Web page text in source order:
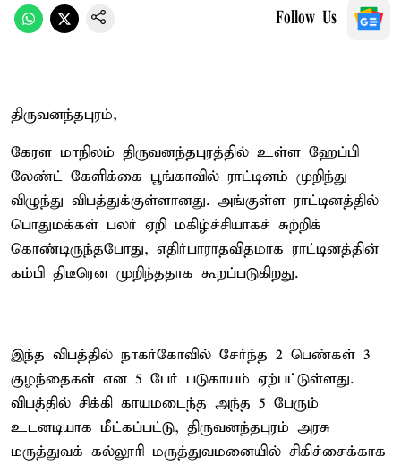
Follow Us
திருவனந்தபுரம்,
கேரள மாநிலம் திருவனந்தபுரத்தில் உள்ள ஹேப்பி
லேண்ட் கேளிக்கை பூங்காவில் ராட்டினம் முறிந்து
விழுந்து விபத்துக்குள்ளானது. அங்குள்ள ராட்டினத்தில்
பொதுமக்கள் பலர் ஏறி மகிழ்ச்சியாகச் சுற்றிக்
கொண்டிருந்தபோது, எதிர்பாராதவிதமாக ராட்டினத்தின்
கம்பி திடீரென முறிந்ததாக கூறப்படுகிறது.
இந்த விபத்தில் நாகர்கோவில் சேர்ந்த 2 பெண்கள் 3
குழந்தைகள் என 5 பேர் படுகாயம் ஏற்பட்டுள்ளது.
விபத்தில் சிக்கி காயமடைந்த அந்த 5 பேரும்
உடனடியாக மீட்கப்பட்டு, திருவனந்தபுரம் அரசு
மருத்துவக் கல்லூரி மருத்துவமனையில் சிகிச்சைக்காக